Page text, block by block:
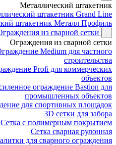
Металлический штакетник
штакетник Grand Line
штакетник Металл Профиль
из сварной сетки
Ограждения из сварной сетки
Medium для частного
строительства
Profi для коммерческих
объектов
ограждение Bastion для
промышленных объектов
для спортивных площадок
3D сетки для забора
Сетка с полимерным покрытием
Сетка сварная рулонная
для сварного ограждения